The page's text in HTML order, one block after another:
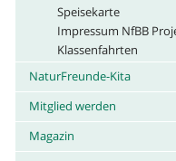
Speisekarte
Impressum NfBB
Klassenfahrten
NaturFreunde-Kita
Mitglied werden
Magazin